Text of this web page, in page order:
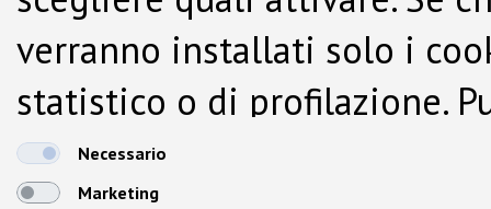
verranno installati solo i
statistico o di profilazione.
dalla Cookie Policy.
Necessario
Marketing